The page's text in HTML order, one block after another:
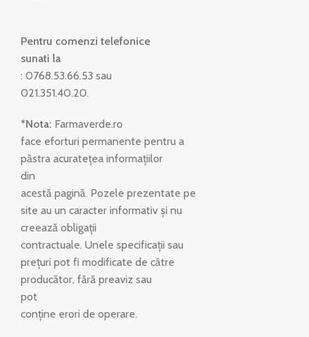
Pentru comenzi telefonice
sunati la
: 0768.53.66.53 sau
021.351.40.20.
*Nota: Farmaverde.ro
face eforturi permanente pentru a
păstra acuratețea informațiilor
din
acestă pagină. Pozele prezentate pe
site au un caracter informativ și nu
creează obligații
contractuale. Unele specificații sau
prețuri pot fi modificate de către
producător, fără preaviz sau
pot
conține erori de operare.